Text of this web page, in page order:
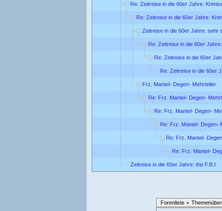
Re: Zeitreise in die 60er Jahre:
Re: Zeitreise in die 60er Jahre:
Zeitreise in die 60er Jahre: sehr
Re: Zeitreise in die 60er
Re: Zeitreise in die 60er
Re: Zeitreise in die 60er
Frz. Mantel- Degen- Mehrteiler
Re: Frz. Mantel- Degen-
Re: Frz. Mantel- Degen-
Re: Frz. Mantel- Degen-
Re: Frz. Mantel-
Re: Frz. Mantel-
Zeitreise in die 60er Jahre: the F.B.I.
Forenliste •